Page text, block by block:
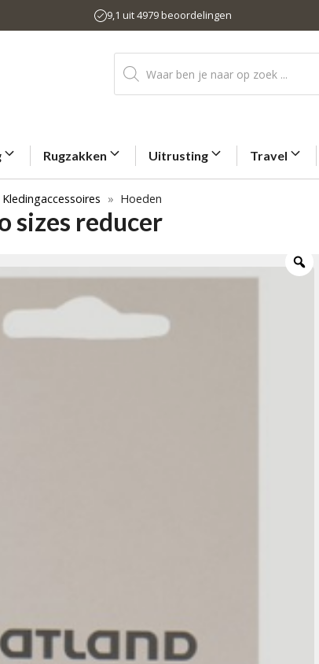
9,1 uit 4979 beoordelingen
Producten
zoeken
Rugzakken Uitrusting Travel
Kledingaccessoires » Hoeden
sizes reducer